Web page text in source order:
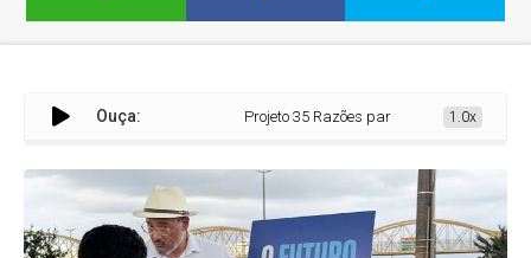
Ouça: Projeto 35 Razões para Acreditar no DF
1.0x